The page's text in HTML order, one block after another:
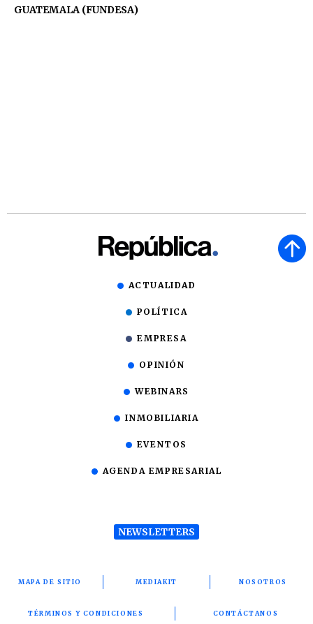
GUATEMALA (FUNDESA)
ACTUALIDAD
POLÍTICA
EMPRESA
OPINIÓN
WEBINARS
INMOBILIARIA
EVENTOS
AGENDA EMPRESARIAL
NEWSLETTERS
MAPA DE SITIO MEDIAKIT NOSOTROS
TÉRMINOS Y CONDICIONES CONTÁCTANOS